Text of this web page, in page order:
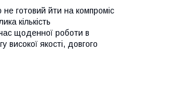
готовий йти на компроміс
кількість
час щоденної роботи в
високої якості, довгого